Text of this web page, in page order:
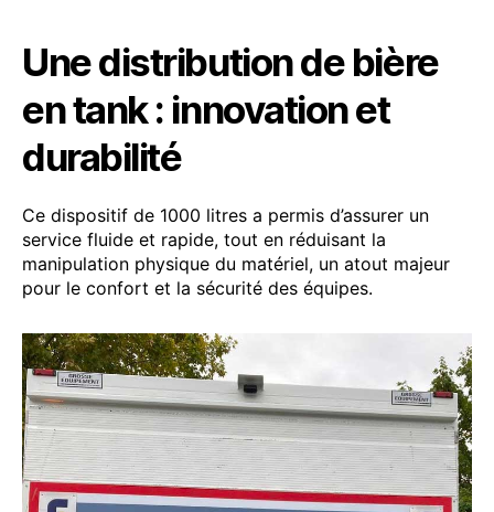
Une distribution de bière
en tank : innovation et
durabilité
Ce dispositif de 1000 litres a permis d’assurer un
service fluide et rapide, tout en réduisant la
manipulation physique du matériel, un atout majeur
pour le confort et la sécurité des équipes.